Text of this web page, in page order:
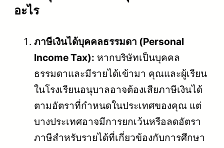
อะไร
ภาษีเงินได้บุคคลธรรมดา (Personal
Income Tax): หากบริษัทเป็นบุคคล
ธรรมดาและมีรายได้เข้ามา คุณและผู้เรียน
ในโรงเรียนอนุบาลอาจต้องเสียภาษีเงินได้
ตามอัตราที่กำหนดในประเทศของคุณ แต่
บางประเทศอาจมีการยกเว้นหรือลดอัตรา
ภาษีสำหรับรายได้ที่เกี่ยวข้องกับการศึกษา